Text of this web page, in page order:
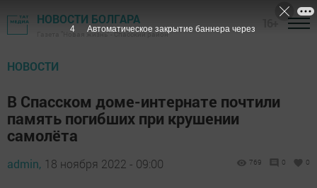
НОВОСТИ БОЛГАРА
Газета "Новая жизнь" - Спасский район
НОВОСТИ
В Спасском доме-интернате почтили
память погибших при крушении
самолёта
admin, 18 ноября 2022 - 09:00 769 0 0
3 Автоматическое закрытие баннера через